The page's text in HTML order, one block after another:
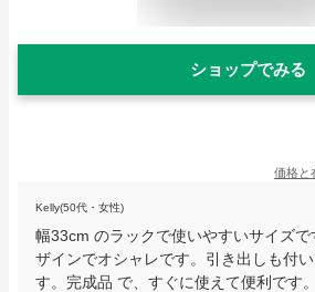
ショップでみる
価格と
Kelly(50代・女性)
幅33cm のラックで使いやすいサイズ
ザインでオシャレです。引き出しも付
す。完成品 で、すぐに使えて便利です。